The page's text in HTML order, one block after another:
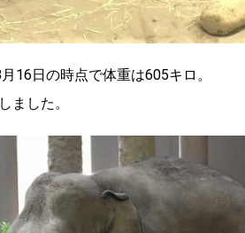
あなたとつくる、
け”WEBマガジン
16日の時点で体重は605キロ。
ました。